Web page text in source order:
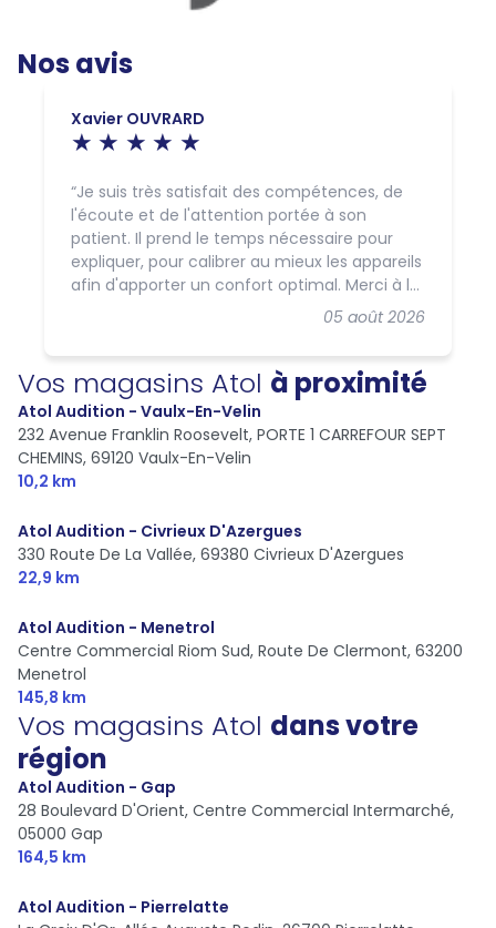
Nos avis
Xavier OUVRARD
05 août 2026
Je suis très satisfait des compétences, de
l'écoute et de l'attention portée à son
patient. Il prend le temps nécessaire pour
expliquer, pour calibrer au mieux les appareils
afin d'apporter un confort optimal. Merci à lui
Vos magasins Atol à proximité
Atol Audition - Vaulx-En-Velin
232 Avenue Franklin Roosevelt, PORTE 1 CARREFOUR SEPT
CHEMINS, 69120 Vaulx-En-Velin
10,2 km
Atol Audition - Civrieux D'Azergues
330 Route De La Vallée, 69380 Civrieux D'Azergues
22,9 km
Atol Audition - Menetrol
Centre Commercial Riom Sud, Route De Clermont, 63200
Menetrol
145,8 km
Vos magasins Atol dans votre
région
Atol Audition - Gap
28 Boulevard D'Orient, Centre Commercial Intermarché,
05000 Gap
164,5 km
Atol Audition - Pierrelatte